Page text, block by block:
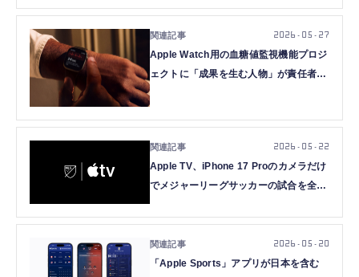
Apple Watch用の血糖値監視機能プロジ
ェクトに「成果を生む人物」が責任者と
2026.05.27
Apple TV、iPhone 17 Proのカメラだけ
でメジャーリーグサッカーの試合を全編
2026.05.22
「Apple Sports」アプリが日本を含む
2026.05.20